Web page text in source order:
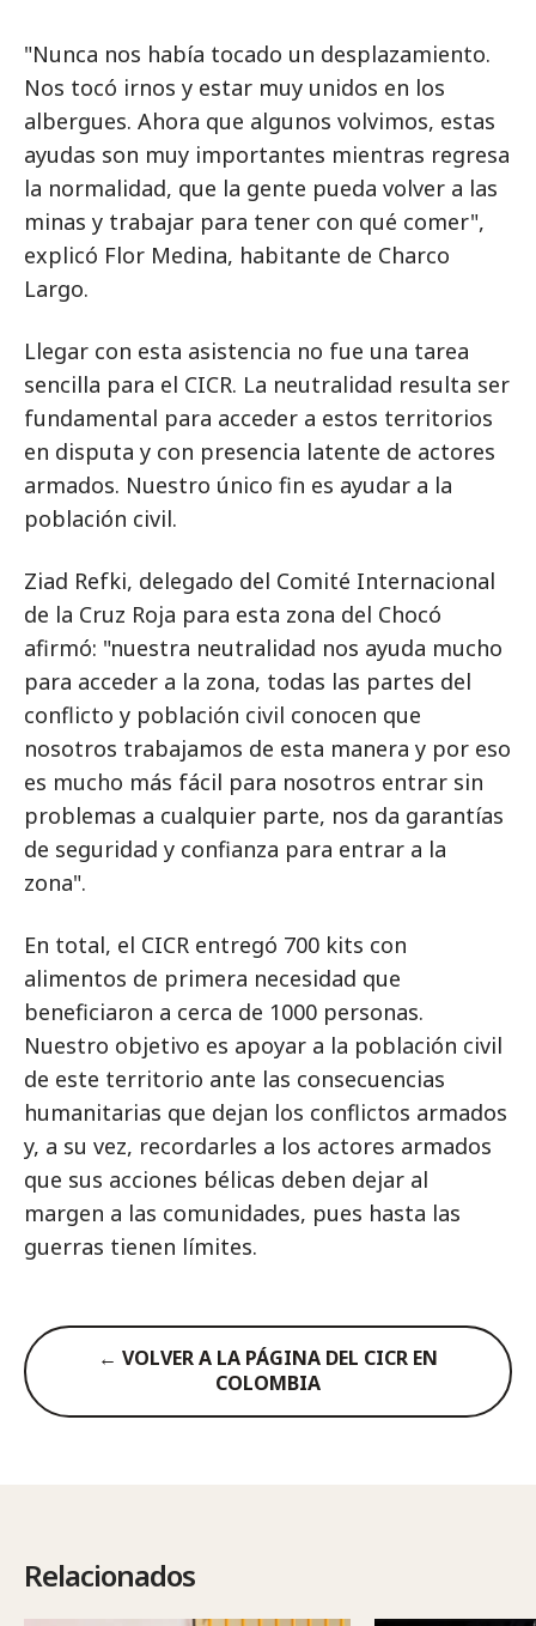
"Nunca nos había tocado un desplazamiento.
Nos tocó irnos y estar muy unidos en los
albergues. Ahora que algunos volvimos, estas
ayudas son muy importantes mientras regresa
la normalidad, que la gente pueda volver a las
minas y trabajar para tener con qué comer",
explicó Flor Medina, habitante de Charco
Largo.
Llegar con esta asistencia no fue una tarea
sencilla para el CICR. La neutralidad resulta ser
fundamental para acceder a estos territorios
en disputa y con presencia latente de actores
armados. Nuestro único fin es ayudar a la
población civil.
Ziad Refki, delegado del Comité Internacional
de la Cruz Roja para esta zona del Chocó
afirmó: "nuestra neutralidad nos ayuda mucho
para acceder a la zona, todas las partes del
conflicto y población civil conocen que
nosotros trabajamos de esta manera y por eso
es mucho más fácil para nosotros entrar sin
problemas a cualquier parte, nos da garantías
de seguridad y confianza para entrar a la
zona".
En total, el CICR entregó 700 kits con
alimentos de primera necesidad que
beneficiaron a cerca de 1000 personas.
Nuestro objetivo es apoyar a la población civil
de este territorio ante las consecuencias
humanitarias que dejan los conflictos armados
y, a su vez, recordarles a los actores armados
que sus acciones bélicas deben dejar al
margen a las comunidades, pues hasta las
guerras tienen límites.
← VOLVER A LA PÁGINA DEL CICR EN
COLOMBIA
Relacionados